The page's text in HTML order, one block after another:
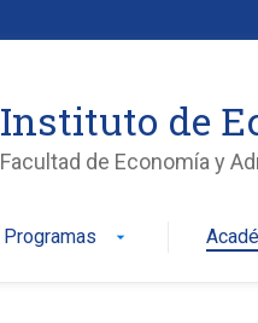
Instituto de
Facultad de Economía y
Programas arrow_drop_down